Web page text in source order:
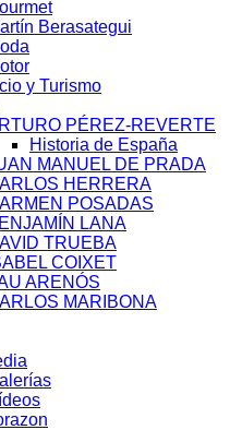
Berasategui
y Turismo
PÉREZ-REVERTE
Historia de España
MANUEL DE PRADA
HERRERA
POSADAS
LANA
TRUEBA
COIXET
ARENÓS
MARIBONA